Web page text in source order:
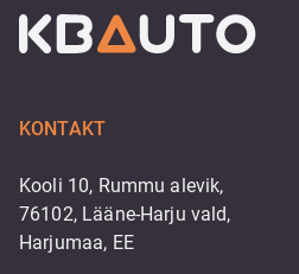
KONTAKT
Kooli 10, Rummu alevik,
76102, Lääne-Harju vald,
Harjumaa, EE